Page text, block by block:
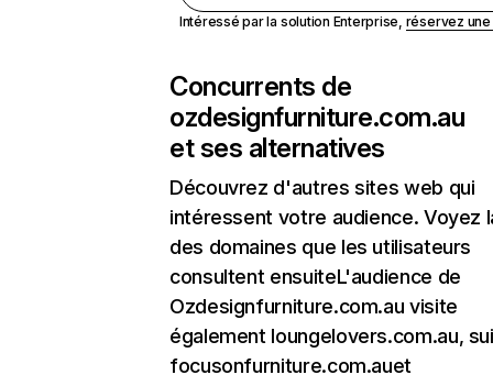
Intéressé par la solution Enterprise, réservez
Concurrents de
ozdesignfurniture.com.au
et ses alternatives
Découvrez d'autres sites web qui
intéressent votre audience. Voyez
des domaines que les utilisateurs
consultent ensuiteL'audience de
Ozdesignfurniture.com.au visite
également loungelovers.com.au,
focusonfurniture.com.auet